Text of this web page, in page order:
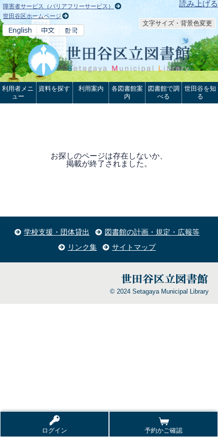
本文へ 読み上げる
障害者サービス（バリアフリーサービス）
世田谷区ホームページ
文字サイズ・背景色変更
ログイン 予約かご確認
利用者メニ
ュー
資料を探す 利用案内
各図書館案
内
図書館で調
べる
世田谷を知
る
お探しのページは存在しないか、
掲載が終了されました。
学校支援・団体貸出
図書館の計画・規定・広報等
リンク集
サイトマップ
© 2024 Setagaya Municipal Library